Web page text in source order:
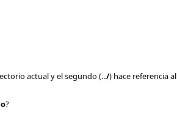
actual y el segundo (../) hace referencia al
?